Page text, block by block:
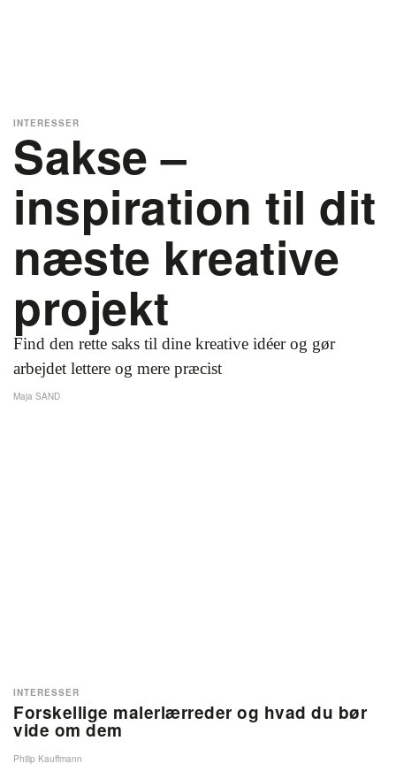
Sakse –
inspiration til dit
næste kreative
projekt
Find den rette saks til dine kreative idéer og gør
arbejdet lettere og mere præcist
INTERESSER
Maja SAND
Forskellige malerlærreder og hvad du bør
vide om dem
INTERESSER
Philip Kauffmann